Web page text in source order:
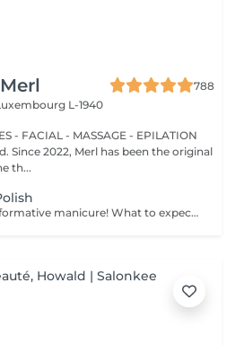
788
L-1940
- FACIAL - MASSAGE - EPILATION
Since 2022, Merl has been the original
th...
Treat yourself to a transformative manicure! What to expect: - old polish is removed as a bonus - rough skin is removed - nails are shaped - cuticles and side ridges are polished - reinforcement is performed if chosen - semi-permanent polish is applied - cuticle oil and hand cream are applied Age: 16+ Frequency: every 3 weeks for best results. *Removal of old semi-permanent polish is included with the manicure. If you want a separate removal appointment, we charge €20 for the careful process that protects your nails. For the manicure, we leave a thin layer of old polish under the new layer to enhance the durability of the semi-permanent polish. *Please note that if semipermanent nail polish without manicure is chosen, rough skin, cuticle and side ridges won't be removed.